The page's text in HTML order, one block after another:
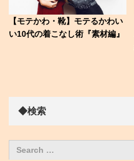
【モテかわ・靴】モテるかわい
い10代の着こなし術『素材編』
◆検索